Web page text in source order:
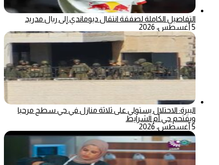
التفاصيل الكاملة لصفقة انتقال ديوماندي إلى ريال مدريد
5 أغسطس، 2026
البيرة: الاحتلال يستولي على ثلاثة منازل في حي سطح مرحبا
ويقتحم حي أم الشرايط
5 أغسطس، 2026